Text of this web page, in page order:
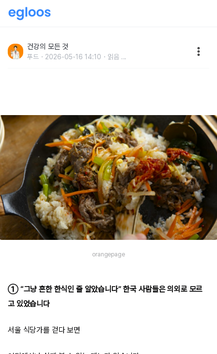
식" 아무도 몰랐습니다.
건강의 모든 것
푸드 2026-05-16 14:10 읽음 ...
orangepage
① “그냥 흔한 한식인 줄 알았습니다” 한국 사람들은 의외로 모르
고 있었습니다
서울 식당가를 걷다 보면